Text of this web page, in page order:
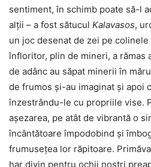
sentiment, în schimb poate să-l
alții – a fost sătucul Kalavasos,
un joc desenat de zei pe colinele
înfloritor, plin de mineri, a rămas
de adânc au săpat minerii în
de frumos și-au imaginat și apoi
înzestrându-le cu propriile vise.
așezarea, pe atât de vibrantă o
încântătoare împodobind și
frumusețea lor răpitoare.
har divin pentru ochii noștri